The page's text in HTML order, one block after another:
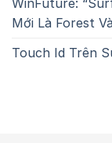
WinFuture:
Mới Là Forest
Touch Id Trên